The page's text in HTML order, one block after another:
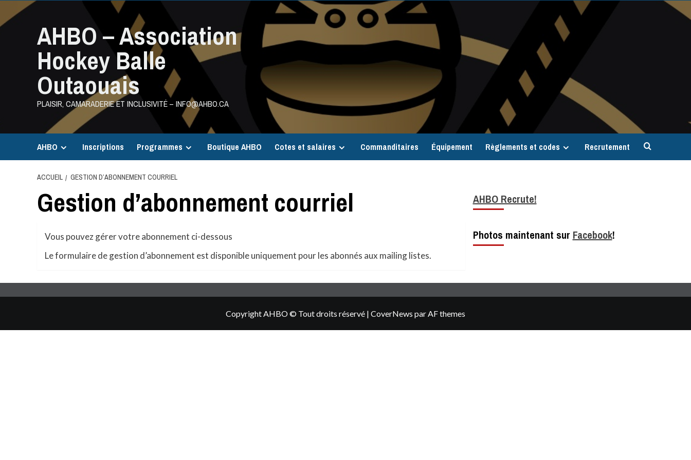
au
AHBO – Association
Hockey Balle
Outaouais
PLAISIR, CAMARADERIE ET INCLUSIVITÉ – INFO@AHBO.CA
AHBO Inscriptions Programmes Boutique AHBO Cotes et salaires Commanditaires Équipement Règlements et codes Recrutement
ACCUEIL GESTION D’ABONNEMENT COURRIEL
Gestion d’abonnement courriel
Vous pouvez gérer votre abonnement ci-dessous
Le formulaire de gestion d’abonnement est disponible uniquement pour les abonnés aux mailing listes.
AHBO Recrute!
Photos maintenant sur Facebook!
Copyright AHBO © Tout droits réservé | CoverNews par AF themes